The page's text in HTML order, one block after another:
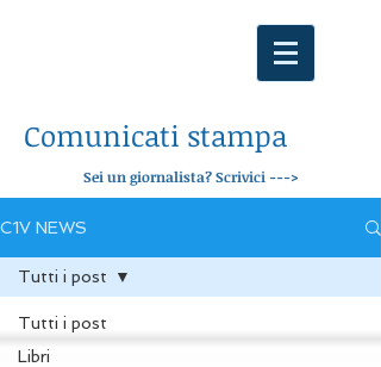
Comunicati stampa
Sei un giornalista? Scrivici --->
C1V NEWS
Tutti i post
Libri
Tutti i post